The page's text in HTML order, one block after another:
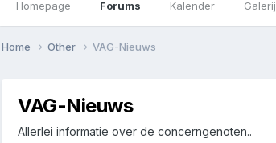
Homepage Forums Kalender Galerij
Home Other VAG-Nieuws
VAG-Nieuws
Allerlei informatie over de concerngenoten..